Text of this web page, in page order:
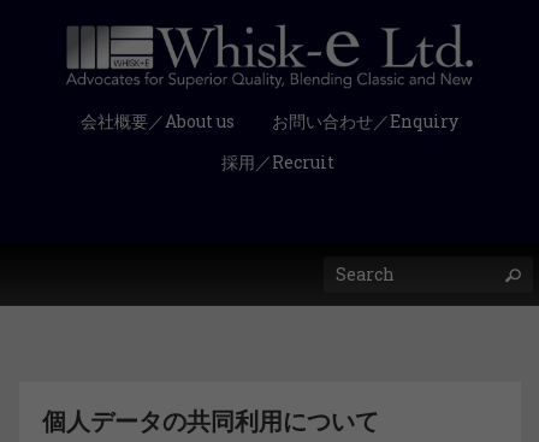
会社概要／About us
お問い合わせ／Enquiry
採用／Recruit
個人データの共同利用について